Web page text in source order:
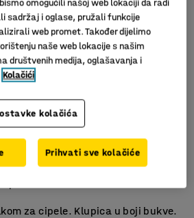
Slični proizvodi
za cipele. Klupica u boji bukve.
omogućili našoj web lokaciji da radi
sadržaj i oglase, pružali funkcije
web promet. Također dijelimo
naše web lokacije s našim
društvenih medija, oglašavanja i
Kolačići
kolačića
Prihvati sve kolačiće